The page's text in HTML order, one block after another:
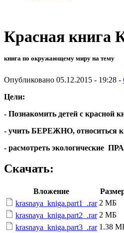
Красная книга
книга по окружающему миру на тему
Опубликовано 05.12.2015 - 19:28 -
Цели:
- Познакомить детей с красной
- учить БЕРЕЖНО, относиться
- расмотреть экологические
Скачать:
Вложение
krasnaya_kniga.part1_.rar 2 МБ
krasnaya_kniga.part2_.rar 2 МБ
krasnaya_kniga.part3_.rar 1.38